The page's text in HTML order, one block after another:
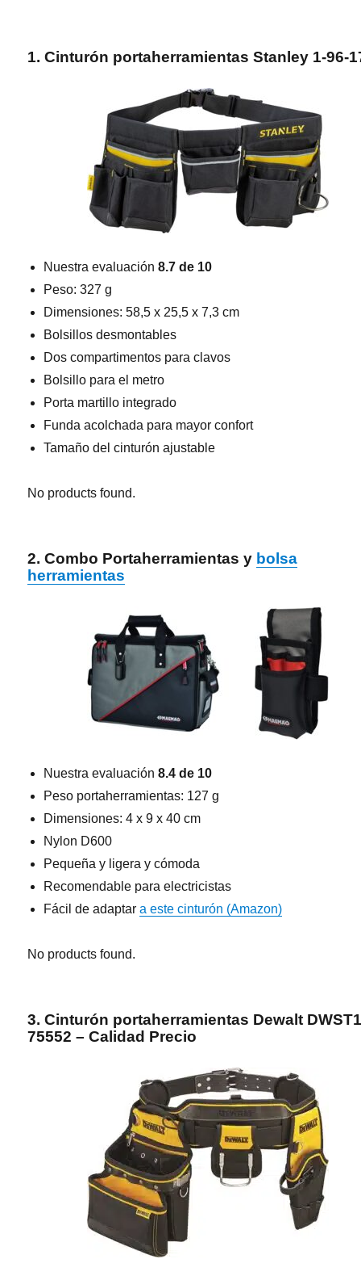
1. Cinturón portaherramientasStanley 1-96-
Nuestra evaluación8.7 de 10
Peso: 327 g
Dimensiones: 58,5 x 25,5 x 7,3 cm
Bolsillos desmontables
Dos compartimentos para clavos
Bolsillo para el metro
Porta martillo integrado
Funda acolchada para mayor confort
Tamaño del cinturón ajustable
No products found.
2. Combo Portaherramientas y bolsa
herramientas
Nuestra evaluación8.4 de 10
Peso portaherramientas: 127 g
Dimensiones: 4 x 9 x 40 cm
Nylon D600
Pequeña y ligera y cómoda
Recomendable para electricistas
Fácil de adaptara este cinturón (Amazon)
No products found.
3. Cinturón portaherramientas Dewalt
75552 – Calidad Precio